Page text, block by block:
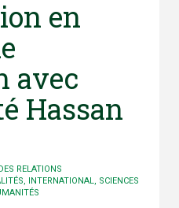
en
avec
Hassan
RELATIONS
INTERNATIONAL
SCIENCES